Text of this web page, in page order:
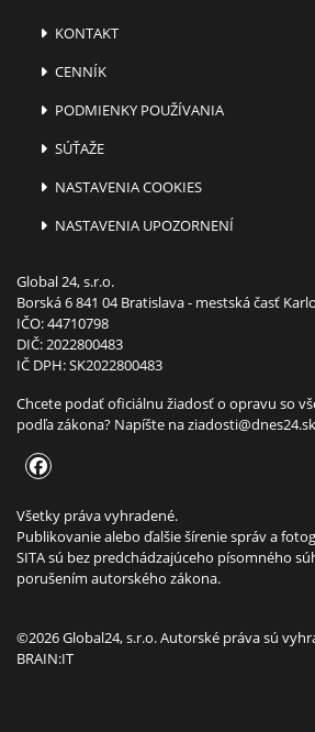
KONTAKT
CENNÍK
PODMIENKY POUŽÍVANIA
SÚŤAŽE
NASTAVENIA COOKIES
NASTAVENIA UPOZORNENÍ
Global 24, s.r.o.
Borská 6 841 04 Bratislava - mestská časť
IČO: 44710798
DIČ: 2022800483
IČ DPH: SK2022800483
Chcete podať oficiálnu žiadosť o opravu so
podľa zákona? Napíšte naziadosti@dnes24.sk
Všetky práva vyhradené.
Publikovanie alebo ďalšie šírenie správ a
SITA sú bez predchádzajúceho písomného
porušením autorského zákona.
©2026 Global24, s.r.o. Autorské práva sú
BRAIN:IT